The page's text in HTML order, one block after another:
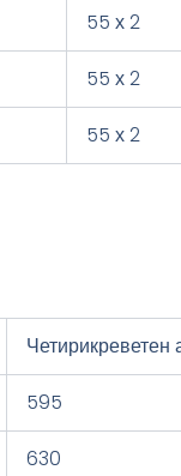
55 х 2
55 х 2
55 х 2
Четирикреветен
595
630